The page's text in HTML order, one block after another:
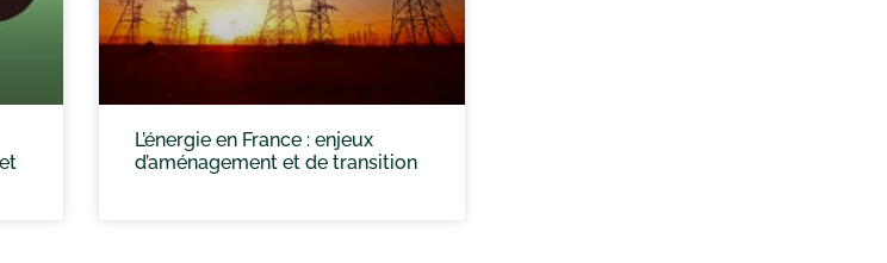
L’énergie en France : enjeux
d’aménagement et de transition